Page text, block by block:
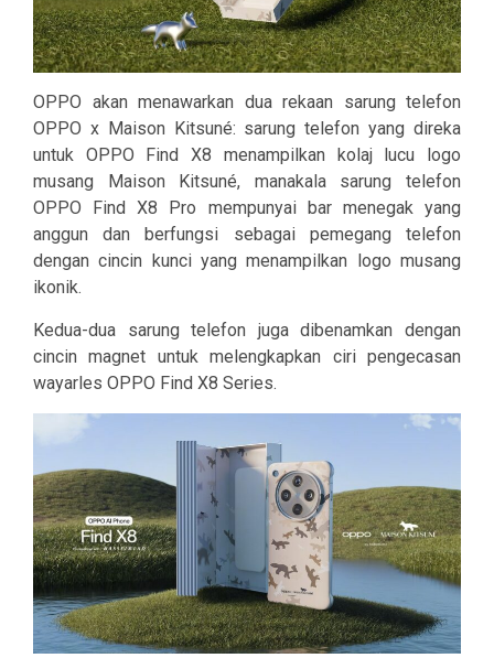
OPPO akan menawarkan dua rekaan sarung telefon
OPPO x Maison Kitsuné: sarung telefon yang direka
untuk OPPO Find X8 menampilkan kolaj lucu logo
musang Maison Kitsuné, manakala sarung telefon
OPPO Find X8 Pro mempunyai bar menegak yang
anggun dan berfungsi sebagai pemegang telefon
dengan cincin kunci yang menampilkan logo musang
ikonik.
Kedua-dua sarung telefon juga dibenamkan dengan
cincin magnet untuk melengkapkan ciri pengecasan
wayarles OPPO Find X8 Series.